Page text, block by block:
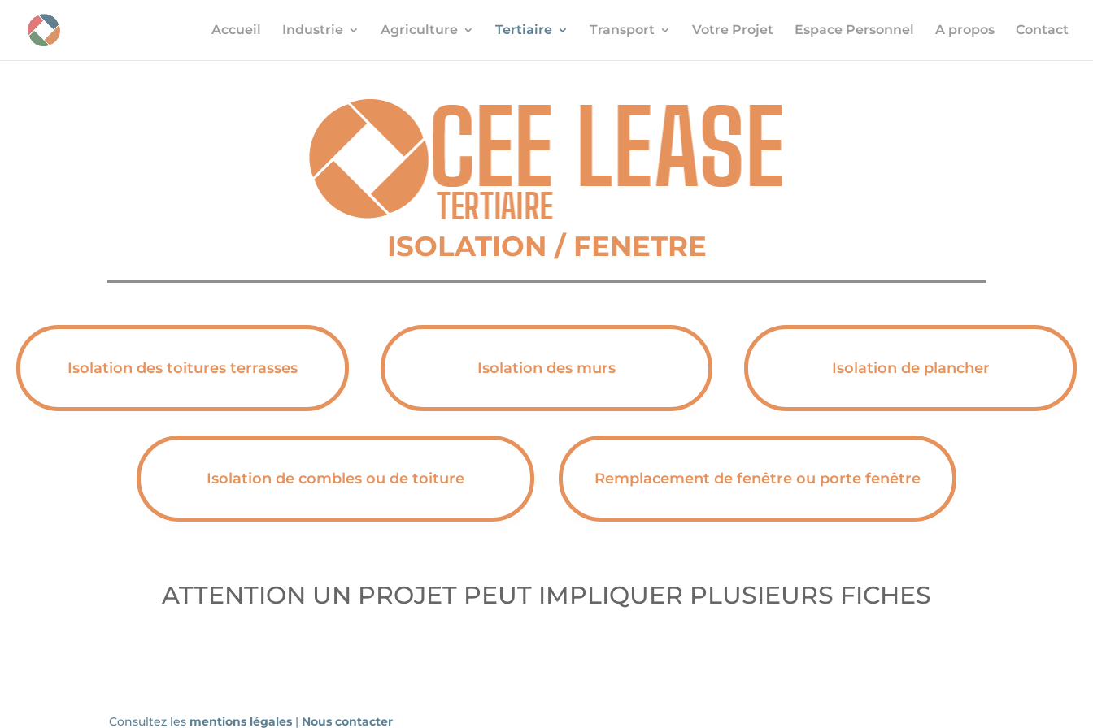
Accueil Industrie Agriculture Tertiaire Transport Votre Projet Espace Personnel A propos Contact
ISOLATION / FENETRE
Isolation des toitures terrasses Isolation des murs Isolation de plancher
Isolation de combles ou de toiture Remplacement de fenêtre ou porte fenêtre
ATTENTION UN PROJET PEUT IMPLIQUER PLUSIEURS FICHES
Consultez les mentions légales | Nous contacter